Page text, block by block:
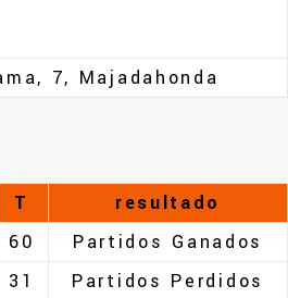
7, Majadahonda
T
resultado
60
Partidos Ganados
31 Partidos Perdidos